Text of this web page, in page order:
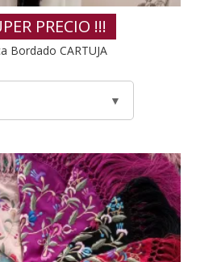
PRECIO !!!
Bordado CARTUJA